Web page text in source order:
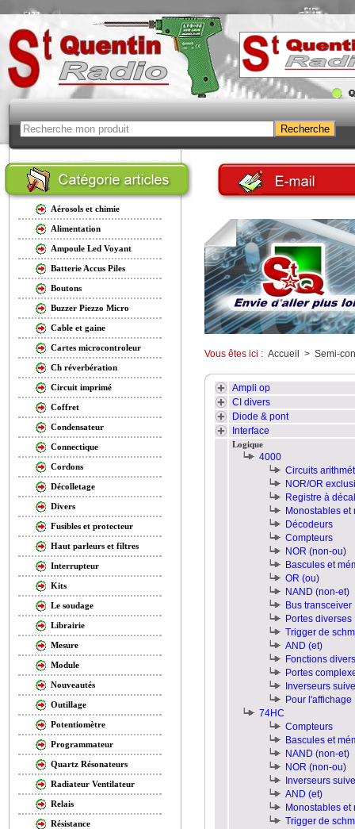
Aérosols et chimie
Alimentation
Ampoule Led Voyant
Batterie Accus Piles
Boutons
Buzzer Piezzo Micro
Cable et gaine
Cartes microcontroleur
Ch réverbération
Circuit imprimé
Coffret
Condensateur
Connectique
Cordons
Décolletage
Divers
Fusibles et protecteur
Haut parleurs et filtres
Interrupteur
Kits
Le soudage
Librairie
Mesure
Module
Nouveautés
Outillage
Potentiomètre
Programmateur
Quartz Résonateurs
Radiateur Ventilateur
Relais
Résistance
Vous êtes ici : Accueil > Semi-
Ampli op
CI divers
Diode & pont
Interface
Logique
4000
Circuits
NOR/OR
Registre à
Monostables et
Décodeurs
Compteurs
NOR (non-ou)
Bascules et
OR (ou)
NAND (non-et)
Bus transceiver
Portes diverses
Trigger de
AND (et)
Fonctions
Portes
Inverseurs
Pour l'affichage
74HC
Compteurs
Bascules et
NAND (non-et)
NOR (non-ou)
Inverseurs
AND (et)
Monostables et
Trigger de